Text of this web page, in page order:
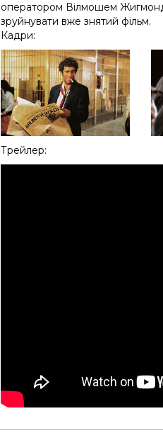
оператором Вілмошем
зруйнувати вже знятий фільм.
Кадри:
Трейлер: